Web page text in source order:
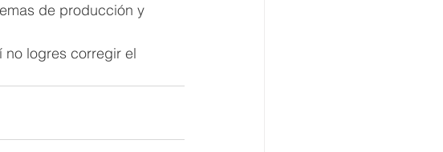
de producción y
no logres corregir el